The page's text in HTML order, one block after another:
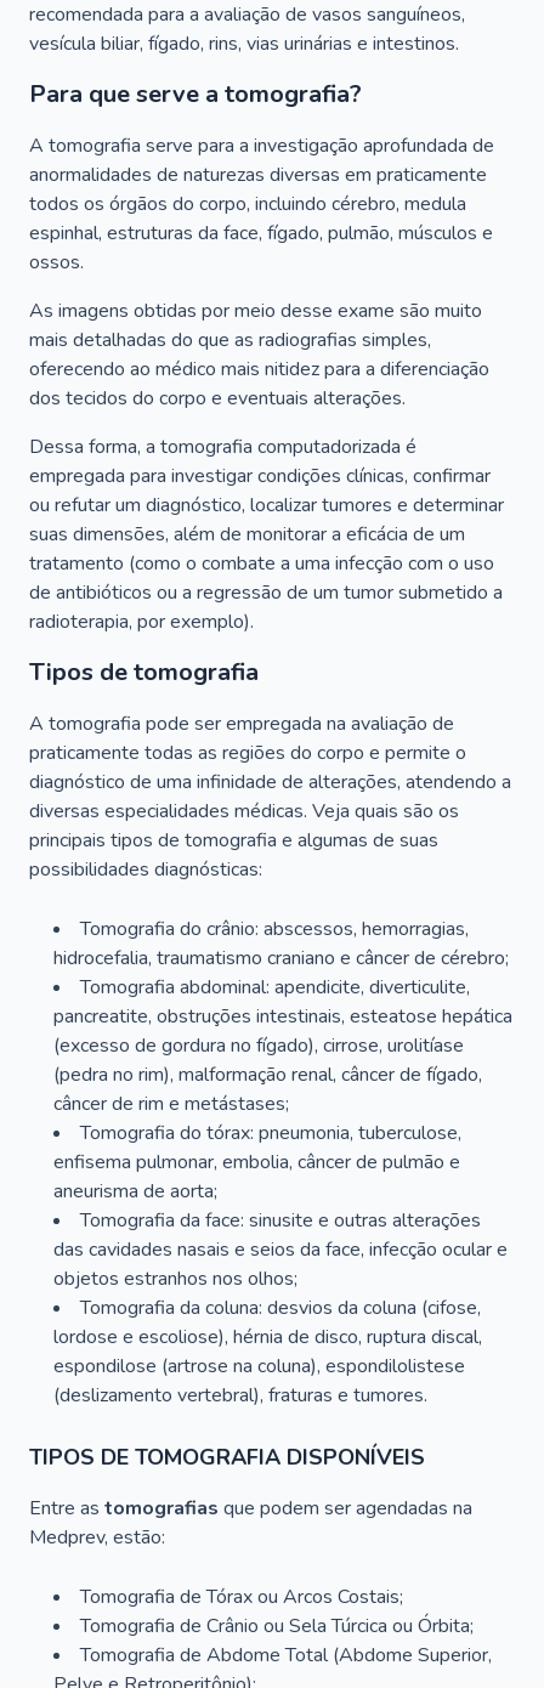
recomendada para a avaliação de vasos sanguíneos,
vesícula biliar, fígado, rins, vias urinárias e intestinos.
Para que serve a tomografia?
A tomografia serve para a investigação aprofundada de
anormalidades de naturezas diversas em praticamente
todos os órgãos do corpo, incluindo cérebro, medula
espinhal, estruturas da face, fígado, pulmão, músculos e
ossos.
As imagens obtidas por meio desse exame são muito
mais detalhadas do que as radiografias simples,
oferecendo ao médico mais nitidez para a diferenciação
dos tecidos do corpo e eventuais alterações.
Dessa forma, a tomografia computadorizada é
empregada para investigar condições clínicas, confirmar
ou refutar um diagnóstico, localizar tumores e determinar
suas dimensões, além de monitorar a eficácia de um
tratamento (como o combate a uma infecção com o uso
de antibióticos ou a regressão de um tumor submetido a
radioterapia, por exemplo).
Tipos de tomografia
A tomografia pode ser empregada na avaliação de
praticamente todas as regiões do corpo e permite o
diagnóstico de uma infinidade de alterações, atendendo a
diversas especialidades médicas. Veja quais são os
principais tipos de tomografia e algumas de suas
possibilidades diagnósticas:
Tomografia do crânio: abscessos, hemorragias,
hidrocefalia, traumatismo craniano e câncer de cérebro;
Tomografia abdominal: apendicite, diverticulite,
pancreatite, obstruções intestinais, esteatose hepática
(excesso de gordura no fígado), cirrose, urolitíase
(pedra no rim), malformação renal, câncer de fígado,
câncer de rim e metástases;
Tomografia do tórax: pneumonia, tuberculose,
enfisema pulmonar, embolia, câncer de pulmão e
aneurisma de aorta;
Tomografia da face: sinusite e outras alterações
das cavidades nasais e seios da face, infecção ocular e
objetos estranhos nos olhos;
Tomografia da coluna: desvios da coluna (cifose,
lordose e escoliose), hérnia de disco, ruptura discal,
espondilose (artrose na coluna), espondilolistese
(deslizamento vertebral), fraturas e tumores.
TIPOS DE TOMOGRAFIA DISPONÍVEIS
Entre as tomografias que podem ser agendadas na
Medprev, estão:
Tomografia de Tórax ou Arcos Costais;
Tomografia de Crânio ou Sela Túrcica ou Órbita;
Tomografia de Abdome Total (Abdome Superior,